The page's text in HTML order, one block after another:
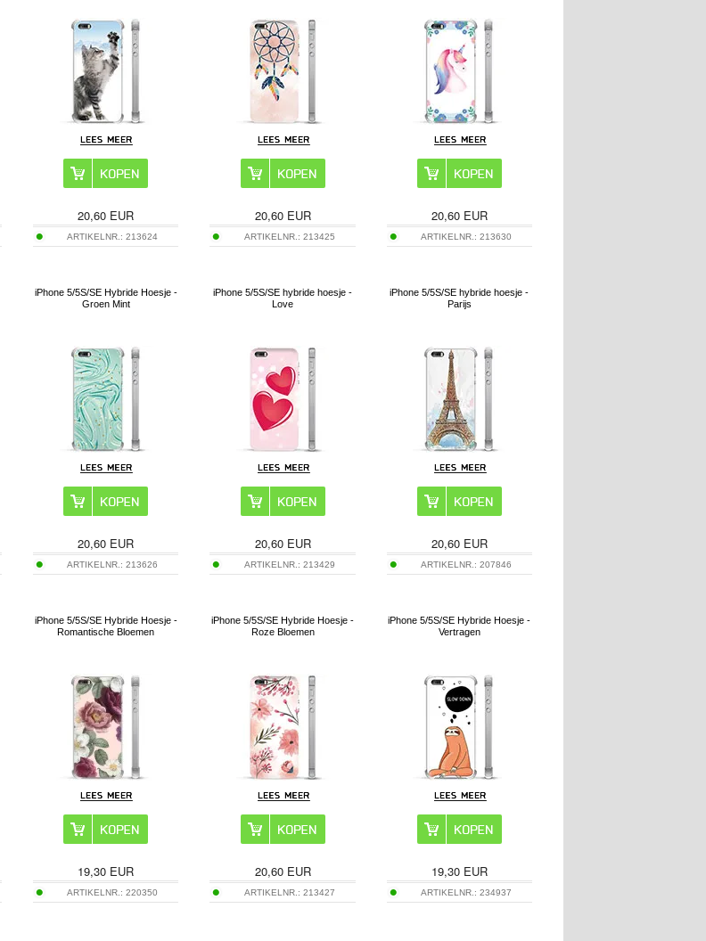
20,60 EUR
ARTIKELNR.:213624
20,60EUR
ARTIKELNR.: 213425
20,60EUR
ARTIKELNR.: 213630
iPhone 5/5S/SE Hybride Hoesje -
Groen Mint
20,60 EUR
ARTIKELNR.:213626
iPhone 5/5S/SE hybride hoesje -
Love
20,60EUR
ARTIKELNR.: 213429
iPhone 5/5S/SE hybride hoesje -
Parijs
20,60EUR
ARTIKELNR.: 207846
iPhone 5/5S/SE Hybride Hoesje -
Romantische Bloemen
19,30 EUR
ARTIKELNR.:220350
iPhone 5/5S/SE Hybride Hoesje -
Roze Bloemen
20,60EUR
ARTIKELNR.: 213427
iPhone 5/5S/SE Hybride Hoesje -
Vertragen
19,30EUR
ARTIKELNR.: 234937